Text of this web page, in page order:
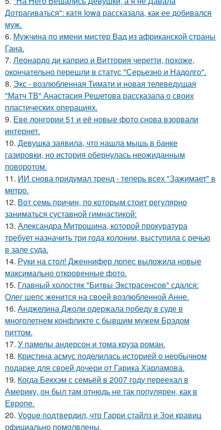
Дотрагиваться": катя Iowa рассказала, как ее добивался
муж.
6. Мужчина по имени мистер Вад из африканской страны
Гана.
7. Леонардо ди каприо и Виттория черетти, похоже,
окончательно перешли в статус "Серьезно и Надолго".
8. Экс - возлюбленная Тимати и новая телеведущая
"Матч ТВ" Анастасия Решетова рассказала о своих
пластических операциях.
9. Еве лонгории 51 и её новые фото снова взорвали
интернет.
10. Девушка заявила, что нашла мышь в банке
газировки, но история обернулась неожиданным
поворотом.
11. ИИ снова придумал тренд - теперь всех "Зажимает" в
метро.
12. Вот семь причин, по которым стоит регулярно
заниматься суставной гимнастикой:
13. Александра Митрошина, которой прокуратура
требует назначить три года колонии, выступила с речью
в зале суда.
14. Руки на стол! Дженнифер лопес выложила новые
максимально откровенные фото.
15. Главный холостяк "Битвы Экстрасенсов" сдался:
Олег шепс женится на своей возлюбленной Анне.
16. Анджелина Джоли одержала победу в суде в
многолетнем конфликте с бывшим мужем Брэдом
питтом.
17. У памелы андерсон и тома круза роман.
18. Кристина асмус поделилась историей о необычном
подарке для своей дочери от Гарика Харламова.
19. Когда Бекхэм с семьёй в 2007 году переехал в
Америку, он был там отнюдь не так популярен, как в
Европе.
20. Vogue подтвердил, что Гарри стайлз и Зои кравиц
официально помолвлены.